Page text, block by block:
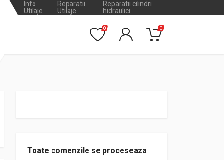
Info
Utilaje
Reparatii
Utilaje
Reparatii cilindri
hidraulici
0 0
Toate comenzile se proceseaza